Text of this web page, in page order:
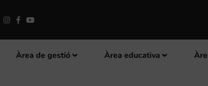
Àrea de gestió Àrea educativa